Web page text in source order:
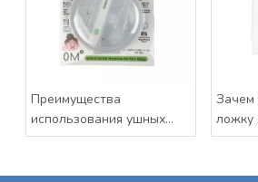
Преимущества
использования ушных
вкладышей со
для младенцев
Зачем
ложку